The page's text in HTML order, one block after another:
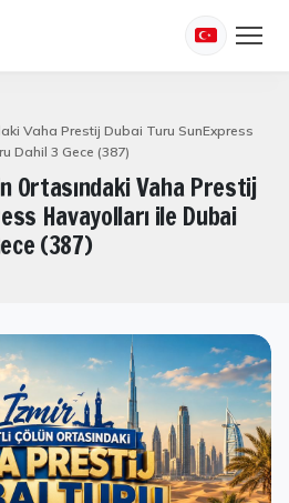
Vaha Prestij Dubai Turu SunExpress
Dahil 3 Gece (387)
Ortasındaki Vaha Prestij
Havayolları ile Dubai
(387)